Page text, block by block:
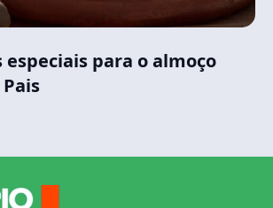
especiais para o almoço